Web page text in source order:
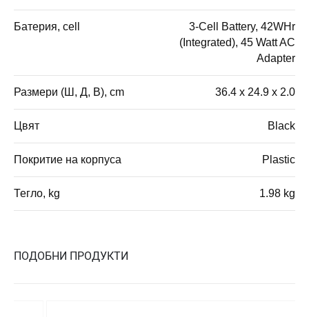
Батерия, cell
3-Cell Battery, 42WHr
(Integrated), 45 Watt AC
Adapter
Размери (Ш, Д, В), cm 36.4 x 24.9 x 2.0
Цвят Black
Покритие на корпуса Plastic
Тегло, kg 1.98 kg
ПОДОБНИ ПРОДУКТИ